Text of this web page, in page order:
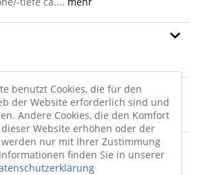
zum Versand...
zum Hersteller...
benutzt Cookies, die für den
der Website erforderlich sind und
Andere Cookies, die den Komfort
Website erhöhen oder der
nur mit Ihrer Zustimmung
finden Sie in unserer